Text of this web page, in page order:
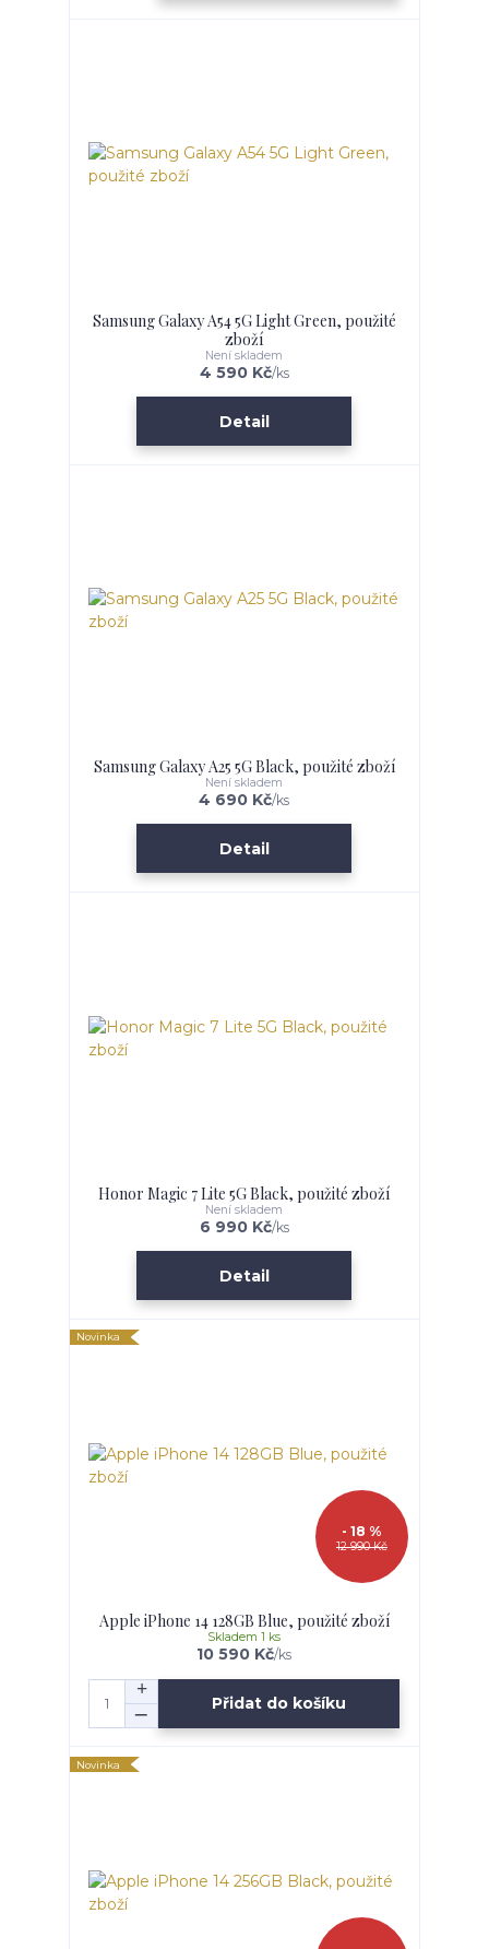
Samsung Galaxy A54 5G Light Green, použité
zboží
4 590 Kč/ks
Není skladem
Detail
Samsung Galaxy A25 5G Black, použité zboží
4 690 Kč/ks
Není skladem
Detail
Honor Magic 7 Lite 5G Black, použité zboží
6 990 Kč/ks
Není skladem
Detail
Novinka
12 990 Kč
- 18 %
Apple iPhone 14 128GB Blue, použité zboží
10 590 Kč/ks
Skladem 1 ks
Přidat do košíku
Novinka